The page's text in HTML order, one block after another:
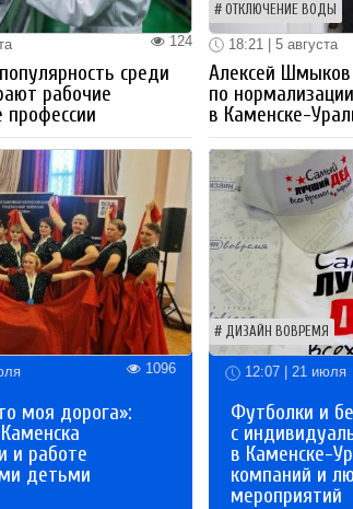
124
среди
рабочие
ОТКЛЮЧЕНИЕ ВОДЫ
18:21 | 5 августа
Алексей
по
в Каменске-
1096
моя дорога»:
и работе
детьми
ДИЗАЙН ВОВРЕМЯ
12:07 | 21 июля
Футболки и
с
в Каменске-
компаний и
мероприятий